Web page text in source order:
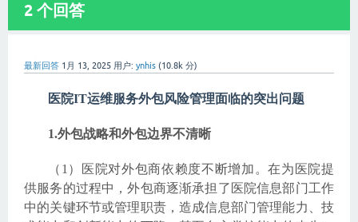
2 个回答
最新回答 1月 13, 2025 用户: ynhis (10.8k 分)
医院IT运维服务外包风险管理面临的突出问题
1.外包战略和外包边界不清晰
（1）医院对外包商依赖度不断增加。在为医院提
供服务的过程中，外包商逐渐承担了医院信息部门工作
中的关键环节或管理职责，造成信息部门管理能力、技